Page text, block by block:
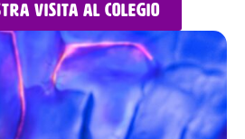
visita al colegio